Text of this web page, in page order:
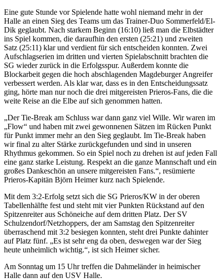
Eine gute Stunde vor Spielende hatte wohl niemand mehr in der
Halle an einen Sieg des Teams um das Trainer-Duo Sommerfeld/El-
Dik geglaubt. Nach starkem Beginn (16:10) ließ man die Elbstädter
ins Spiel kommen, die daraufhin den ersten (25:21) und zweiten
Satz (25:11) klar und verdient für sich entscheiden konnten. Zwei
Aufschlagserien im dritten und vierten Spielabschnitt brachten die
SG wieder zurück in die Erfolgsspur. Außerdem konnte die
Blockarbeit gegen die hoch abschlagenden Magdeburger Angreifer
verbessert werden. Als klar war, dass es in den Entscheidungssatz
ging, hörte man nur noch die drei mitgereisten Prieros-Fans, die die
weite Reise an die Elbe auf sich genommen hatten.
„Der Tie-Break am Schluss war dann ganz viel Wille. Wir waren im
„Flow“ und haben mit zwei gewonnenen Sätzen im Rücken Punkt
für Punkt immer mehr an den Sieg geglaubt. Im Tie-Break haben
wir final zu alter Stärke zurückgefunden und sind in unseren
Rhythmus gekommen. So ein Spiel noch zu drehen ist auf jeden Fall
eine ganz starke Leistung. Respekt an die ganze Mannschaft und ein
großes Dankeschön an unsere mitgereisten Fans.“, resümierte
Prieros-Kapitän Björn Heimer kurz nach Spielende.
Mit dem 3:2-Erfolg setzt sich die SG Prieros/KW in der oberen
Tabellenhälfte fest und steht mit vier Punkten Rückstand auf den
Spitzenreiter aus Schöneiche auf dem dritten Platz. Der SV
Schulzendorf/Netzhoppers, der am Samstag den Spitzenreiter
überraschend mit 3:2 besiegen konnten, steht drei Punkte dahinter
auf Platz fünf. „Es ist sehr eng da oben, deswegen war der Sieg
heute unheimlich wichtig.“, ist sich Heimer sicher.
Am Sonntag um 15 Uhr treffen die Dahmeländer in heimischer
Halle dann auf den USV Halle.